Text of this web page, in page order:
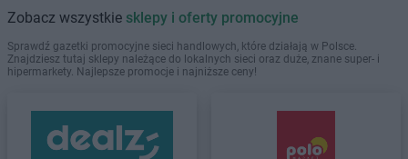
Zobacz wszystkie sklepy i oferty promocyjne
Sprawdź gazetki promocyjne sieci handlowych, które działają w Polsce.
Znajdziesz tutaj sklepy należące do lokalnych sieci oraz duże, znane super- i
hipermarkety. Najlepsze promocje i najniższe ceny!